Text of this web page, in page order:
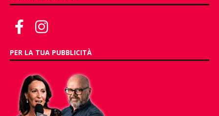
PER LA TUA PUBBLICITÀ